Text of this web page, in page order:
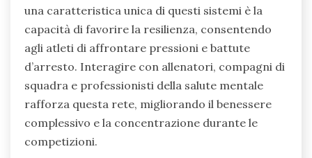
una caratteristica unica di questi sistemi è la
capacità di favorire la resilienza, consentendo
agli atleti di affrontare pressioni e battute
d’arresto. Interagire con allenatori, compagni di
squadra e professionisti della salute mentale
rafforza questa rete, migliorando il benessere
complessivo e la concentrazione durante le
competizioni.